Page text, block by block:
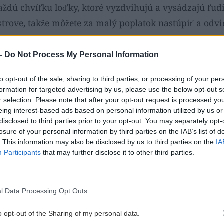
Do Not Process My Personal Information
opt-out of the sale, sharing to third parties, or processing of your
for targeted advertising by us, please use the below opt-out
selection. Please note that after your opt-out request is processed
interest-based ads based on personal information utilized by us
to third parties prior to your opt-out. You may separately
of your personal information by third parties on the IAB’s list of
This information may also be disclosed by us to third parties on the
Participants that may further disclose it to other third parties.
Data Processing Opt Outs
opt-out of the Sharing of my personal data.
chvíľku loďky, ktoré vyzdvihujú a vysádzajú
takže môžete za malý poplatok nastúpiť a
Večer sme navštívili mestečko Kamari, kde sme
Open Air Cinema Kamari. Kamari a Perrisu
to pár minút, no skútrom cca pol hodina. Večer je
našim a nie sú osvetlené, takže opatrne.
navštíviť krásnu Oiu. A nie, tie fotky na nete
či dokonca ešte krajšia. Nekonečné prechádzky a
neskutočne fotogenické. Dali sme si obed a
západu slnka, ktorý bol nezabudnuteľný.